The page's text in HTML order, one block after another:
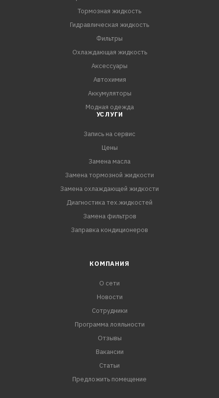
двигателей, так и для двигателей с большим пробегом.
Ключевые особенности
• Прекрасная термическая и антиокислительная
Тормозная жидкость
Гидравлическая жидкость
Фильтры
Охлаждающая жидкость
Аксессуары
Автохимия
Аккумуляторы
Модная одежда
УСЛУГИ
Запись на сервис
Цены
Замена масла
Замена тормозной жидкости
Замена охлаждающей жидкости
Диагностика тех.жидкостей
Замена фильтров
Заправка кондиционеров
КОМПАНИЯ
О сети
Новости
Сотрудники
Программа лояльности
Отзывы
Вакансии
Статьи
Предложить помещение